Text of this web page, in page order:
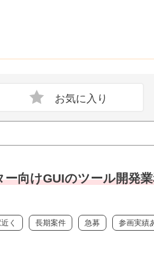
向けGUIのツール開発
く 長期案件 急募 参画実績